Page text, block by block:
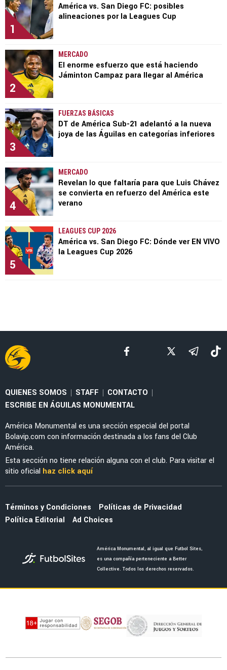
1
América vs. San Diego FC: posibles
alineaciones por la Leagues Cup
2
MERCADO
El enorme esfuerzo que está haciendo
Jáminton Campaz para llegar al América
3
FUERZAS BÁSICAS
DT de América Sub-21 adelantó a la nueva
joya de las Águilas en categorías inferiores
4
MERCADO
Revelan lo que faltaría para que Luis Chávez
se convierta en refuerzo del América este
verano
5
LEAGUES CUP 2026
América vs. San Diego FC: Dónde ver EN VIVO
la Leagues Cup 2026
QUIENES SOMOS | STAFF | CONTACTO |
ESCRIBE EN ÁGUILAS MONUMENTAL
América Monumental es una sección especial del portal
Bolavip.com con información destinada a los fans del Club
América.
Esta sección no tiene relación alguna con el club. Para visitar el
sitio oficial haz click aquí
Términos y Condiciones
Políticas de Privacidad
Política Editorial
Ad Choices
América Monumental, al igual que Futbol Sites,
es una compañía perteneciente a Better
Collective. Todos los derechos reservados.